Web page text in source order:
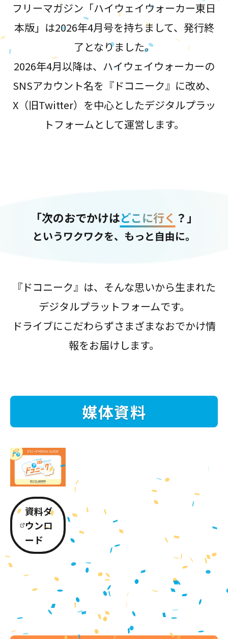
フリーマガジン「ハイウェイウォーカー東日
本版」は2026年4月号を持ちまして、発行終
了となりました。
2026年4月以降は、ハイウェイウォーカーの
SNSアカウント名を『ドコニーク』に改め、
X（旧Twitter）を中心としたデジタルプラッ
トフォームとして運営します。
「次のおでかけはどこに行く ？」
というワクワクを、もっと自由に。
『ドコニーク』は、そんな思いから生まれた
デジタルプラットフォームです。
ドライブにこだわらずさまざまなおでかけ情
報をお届けします。
媒体資料
資料ダ
ウンロ
ード